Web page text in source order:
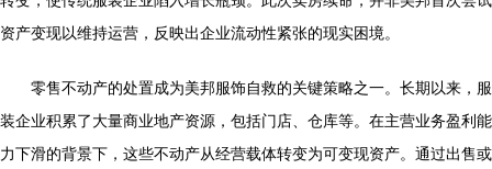
资产变现以维持运营，反映出企业流动性紧张的现实困境。
零售不动产的处置成为美邦服饰自救的关键策略之一。长期以来，服
装企业积累了大量商业地产资源，包括门店、仓库等。在主营业务盈利能
力下滑的背景下，这些不动产从经营载体转变为可变现资产。通过出售或